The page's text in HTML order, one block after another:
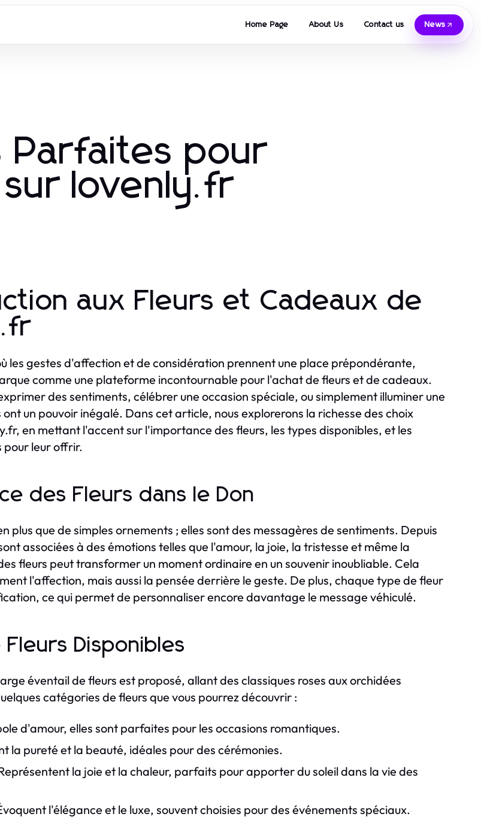
Home Page About Us Contact us News
Parfaites pour
lovenly.fr
aux Fleurs et Cadeaux de
les gestes d'affection et de considération prennent une place prépondérante,
comme une plateforme incontournable pour l'achat de fleurs et de cadeaux.
des sentiments, célébrer une occasion spéciale, ou simplement illuminer une
ont un pouvoir inégalé. Dans cet article, nous explorerons la richesse des choix
en mettant l'accent sur l'importance des fleurs, les types disponibles, et les
pour leur offrir.
des Fleurs dans le Don
plus que de simples ornements ; elles sont des messagères de sentiments. Depuis
associées à des émotions telles que l'amour, la joie, la tristesse et même la
fleurs peut transformer un moment ordinaire en un souvenir inoubliable. Cela
l'affection, mais aussi la pensée derrière le geste. De plus, chaque type de fleur
ce qui permet de personnaliser encore davantage le message véhiculé.
Disponibles
éventail de fleurs est proposé, allant des classiques roses aux orchidées
catégories de fleurs que vous pourrez découvrir :
d'amour, elles sont parfaites pour les occasions romantiques.
la pureté et la beauté, idéales pour des cérémonies.
la joie et la chaleur, parfaits pour apporter du soleil dans la vie des
l'élégance et le luxe, souvent choisies pour des événements spéciaux.